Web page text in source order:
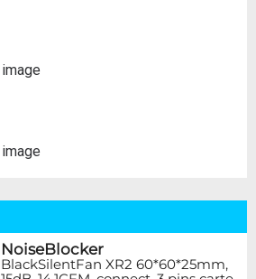
NoiseBlocker
BlackSilentFan XR2 60*60*25mm,